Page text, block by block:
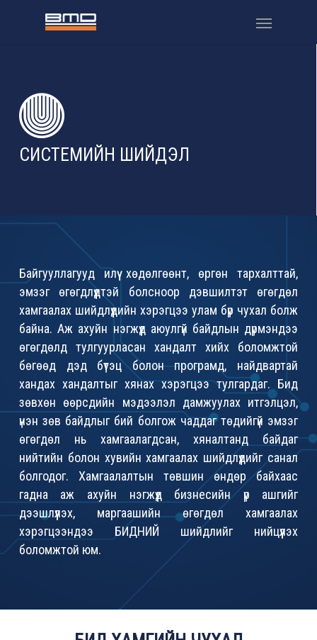
СИСТЕМИЙН ШИЙДЭЛ
Байгууллагууд илүү хөдөлгөөнт, өргөн тархалттай,
эмзэг өгөгдлүүдтэй болсноор дэвшилтэт өгөгдөл
хамгаалах шийдлүүдийн хэрэгцээ улам бүр чухал болж
байна. Аж ахуйн нэгжүүд аюулгүй байдлын дүрмэндээ
өгөгдөлд тулгуурласан хандалт хийх боломжтой
бөгөөд дэд бүтэц болон програмд, найдвартай
хандах хандалтыг хянах хэрэгцээ тулгардаг. Бид
зөвхөн өөрсдийн мэдээлэл дамжуулах итгэлцэл,
үнэн зөв байдлыг бий болгож чаддаг төдийгүй эмзэг
өгөгдөл нь хамгаалагдсан, хяналтанд байдаг
нийтийн болон хувийн хамгаалах шийдлүүдийг санал
болгодог. Хамгаалалтын төвшин өндөр байхаас
гадна аж ахуйн нэгжүүд бизнесийн үр ашгийг
дээшлүүлэх, маргаашийн өгөгдөл хамгаалах
хэрэгцээндээ БИДНИЙ шийдлийг нийцүүлэх
боломжтой юм.